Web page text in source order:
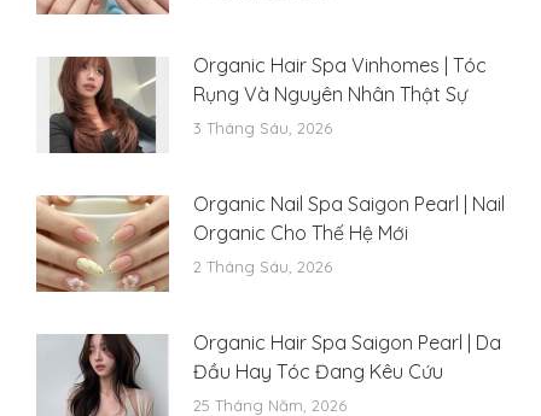
Organic Hair Spa Vinhomes | Tóc
Rụng Và Nguyên Nhân Thật Sự
3 Tháng Sáu, 2026
Organic Nail Spa Saigon Pearl | Nail
Organic Cho Thế Hệ Mới
2 Tháng Sáu, 2026
Organic Hair Spa Saigon Pearl | Da
Đầu Hay Tóc Đang Kêu Cứu
25 Tháng Năm, 2026